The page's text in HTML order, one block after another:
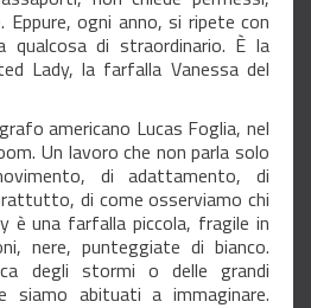
ogni anno, si ripete con
qualcosa di straordinario. È la
Lady, la farfalla Vanessa del
americano Lucas Foglia, nel
Un lavoro che non parla solo
di adattamento, di
di come osserviamo chi
è una farfalla piccola, fragile in
nere, punteggiate di bianco.
degli stormi o delle grandi
siamo abituati a immaginare.